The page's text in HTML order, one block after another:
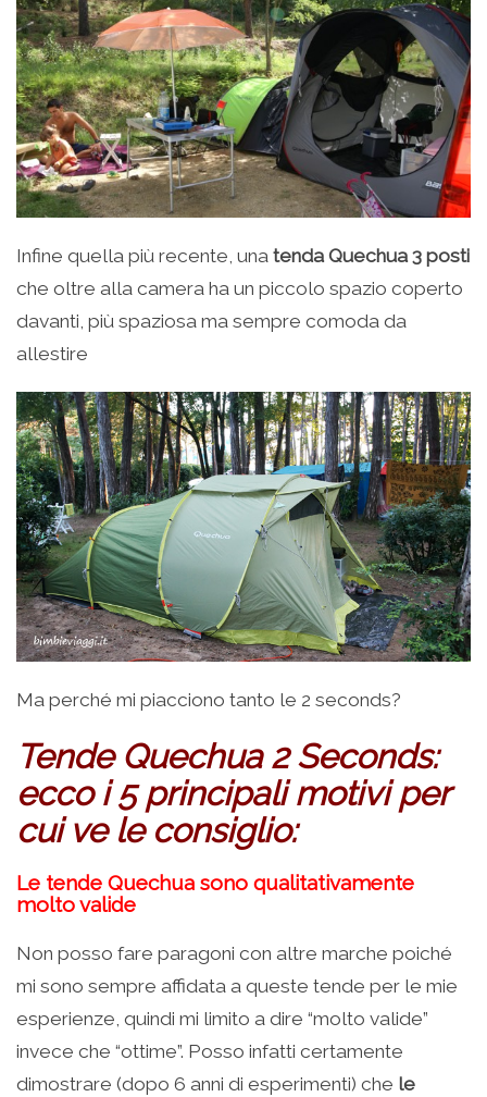
Infine quella più recente, una tenda Quechua 3 posti
che oltre alla camera ha un piccolo spazio coperto
davanti, più spaziosa ma sempre comoda da
allestire
Ma perché mi piacciono tanto le 2 seconds?
Tende Quechua 2 Seconds:
ecco i 5 principali motivi per
cui ve le consiglio:
Le tende Quechua sono qualitativamente
molto valide
Non posso fare paragoni con altre marche poiché
mi sono sempre affidata a queste tende per le mie
esperienze, quindi mi limito a dire “molto valide”
invece che “ottime”. Posso infatti certamente
dimostrare (dopo 6 anni di esperimenti) che le